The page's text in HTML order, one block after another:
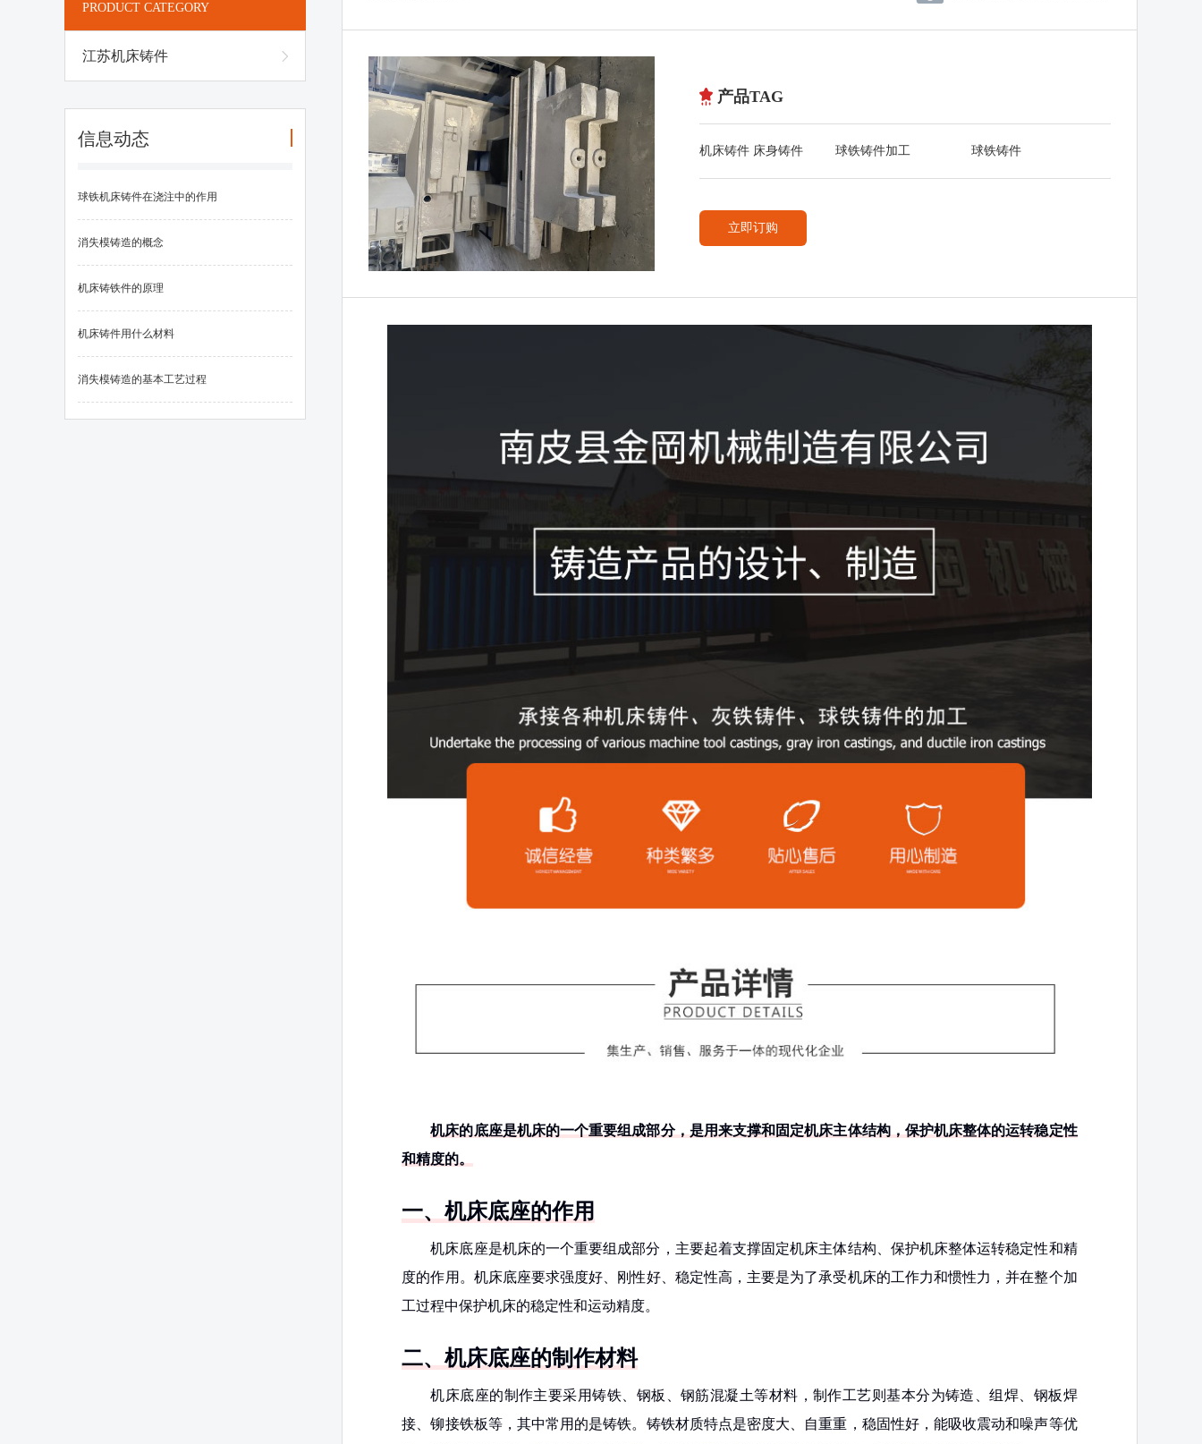
PRODUCT CATEGORY
江苏机床铸件
信息动态
球铁机床铸件在浇注中的作用
消失模铸造的概念
机床铸铁件的原理
机床铸件用什么材料
消失模铸造的基本工艺过程
产品TAG
机床铸件 床身铸件
灰铁铸件
球铁铸件加工 球铁铸件
立即订购
机床的底座是机床的一个重要组成部分，是用来支撑和固定机床主体结构，保护机床整体的运转稳定性
和精度的。
一、机床底座的作用
机床底座是机床的一个重要组成部分，主要起着支撑固定机床主体结构、保护机床整体运转稳定性和精
度的作用。机床底座要求强度好、刚性好、稳定性高，主要是为了承受机床的工作力和惯性力，并在整个加
工过程中保护机床的稳定性和运动精度。
二、机床底座的制作材料
机床底座的制作主要采用铸铁、钢板、钢筋混凝土等材料，制作工艺则基本分为铸造、组焊、钢板焊
接、铆接铁板等，其中常用的是铸铁。铸铁材质特点是密度大、自重重，稳固性好，能吸收震动和噪声等优